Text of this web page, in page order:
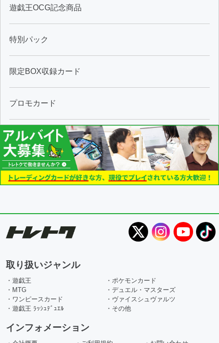
遊戯王OCG記念商品
特別パック
限定BOX収録カード
プロモカード
取り扱いジャンル
・遊戯王
・ポケモンカード
・MTG
・デュエル・マスターズ
・ワンピースカード
・ヴァイスシュヴァルツ
・遊戯王 ﾗｯｼｭﾃﾞｭｴﾙ
・その他
インフォメーション